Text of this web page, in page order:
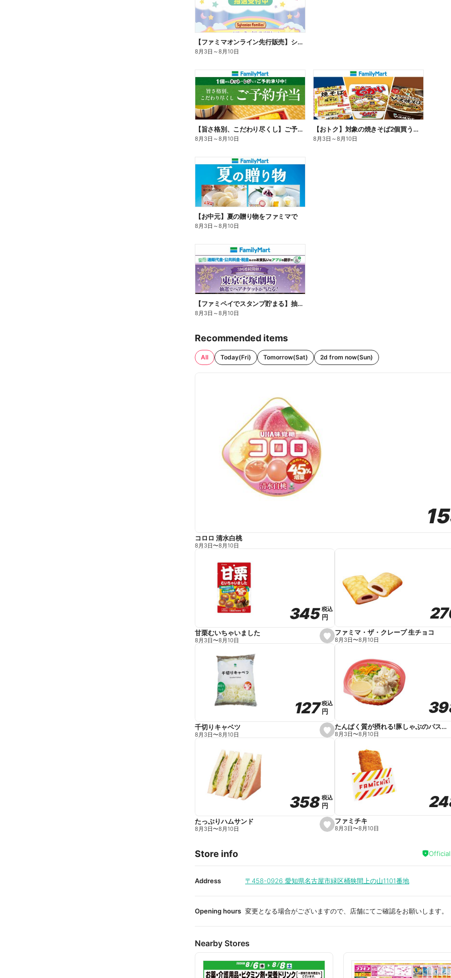
【ファミマオンライン先行販売】シルバニアファミリー
8月3日 ～8月10日
【旨さ格別、こだわり尽くし】ご予約弁当
8月3日 ～8月10日
【おトク】対象の焼きそば2個買うと100円引き!
8月3日 ～8月10日
【お中元】夏の贈り物をファミマで
8月3日 ～8月10日
【ファミペイでスタンプ貯まる】抽選でペアチケットが当たる!
8月3日 ～8月10日
Recommended items
All Today(Fri) Tomorrow(Sat) 2d from now(Sun)
コロロ 清水白桃
8月3日〜8月10日
s
e
e
345
345税込
税込
円
円
甘栗むいちゃいました
8月3日〜8月10日
ファミマ・ザ・クレープ 生チョコ
8月3日〜8月10日
s
e
e
127
127税込
税込
円
円
千切りキャベツ
8月3日〜8月10日
たんぱく質が摂れる!豚しゃぶのパスタサラダ
8月3日〜8月10日
s
e
i
t
358
358税込
税込
円
円
たっぷりハムサンド
8月3日〜8月10日
ファミチキ
8月3日〜8月10日
Store info
Address 〒458-0926 愛知県名古屋市緑区桶狭間上の山1101番地
Opening hours 変更となる場合がございますので、店舗にてご確認をお願いします。
Nearby Stores